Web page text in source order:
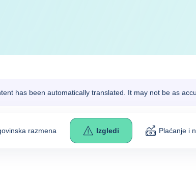
has been automatically translated. It may not be as
razmena Izgledi Plaćanje i